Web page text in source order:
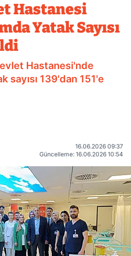
Hastanesi
Yatak Sayısı
Hastanesi'nde
sayısı 139'dan 151'e
16.06.2026 09:37
Güncelleme: 16.06.2026 10:54